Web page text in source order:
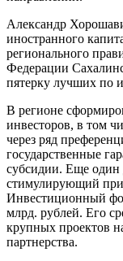
Александр
иностранного
регионального
Федерации
пятерку лучших по
В регионе
инвесторов, в том
через ряд
государственные
субсидии. Еще один
стимулирующий
Инвестиционный
млрд. рублей. Его
крупных проектов
партнерства.